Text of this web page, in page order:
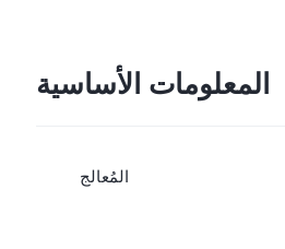
المعلومات الأساسية
المُعالج